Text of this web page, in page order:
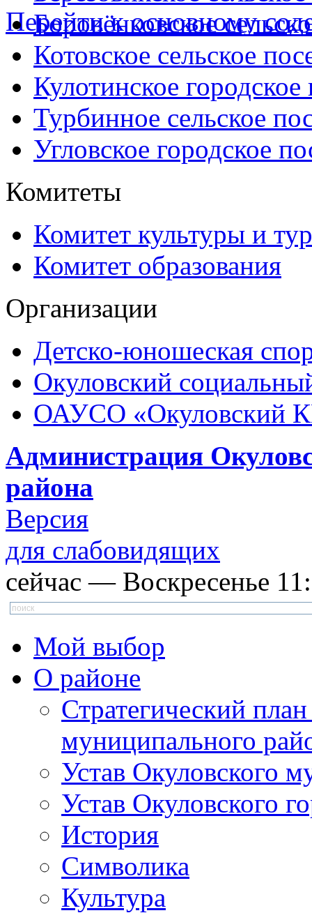
Перейти к основному
Боровёнковское
Котовское сельское
Кулотинское городское
Турбинное сельское
Угловское городское
Комитеты
Комитет культуры и
Комитет образования
Организации
Детско-юношеская
Окуловский
ОАУСО «Окуловский
Администрация
района
Версия
для слабовидящих
сейчас — Воскресенье
Мой выбор
О районе
Стратегический
муниципального
Устав Окуловского
Устав Окуловского
История
Символика
Культура